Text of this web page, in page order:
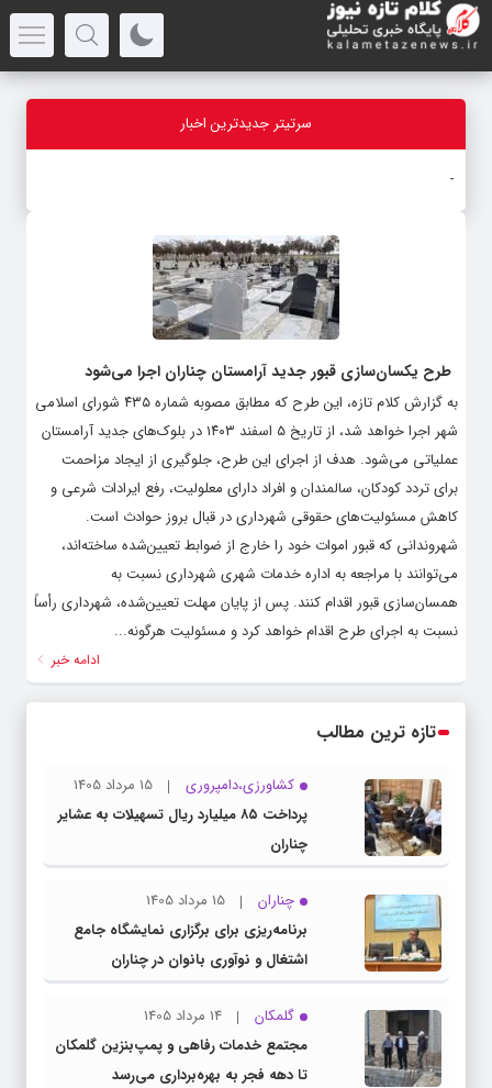
سرتیتر جدیدترین اخبار
مج
طرح یکسان‌سازی قبور جدید آرامستان چناران اجرا می‌شود
به گزارش کلام تازه، این طرح که مطابق مصوبه شماره ۴۳۵ شورای اسلامی
شهر اجرا خواهد شد، از تاریخ ۵ اسفند ۱۴۰۳ در بلوک‌های جدید آرامستان
عملیاتی می‌شود. هدف از اجرای این طرح، جلوگیری از ایجاد مزاحمت
برای تردد کودکان، سالمندان و افراد دارای معلولیت، رفع ایرادات شرعی و
کاهش مسئولیت‌های حقوقی شهرداری در قبال بروز حوادث است.
شهروندانی که قبور اموات خود را خارج از ضوابط تعیین‌شده ساخته‌اند،
می‌توانند با مراجعه به اداره خدمات شهری شهرداری نسبت به
همسان‌سازی قبور اقدام کنند. پس از پایان مهلت تعیین‌شده، شهرداری رأساً
نسبت به اجرای طرح اقدام خواهد کرد و مسئولیت هرگونه...
ادامه خبر
تازه ترین مطالب
کشاورزی،دامپروری
15 مرداد 1405
پرداخت ۸۵ میلیارد ریال تسهیلات به عشایر
چناران
چناران
15 مرداد 1405
برنامه‌ریزی برای برگزاری نمایشگاه جامع
اشتغال و نوآوری بانوان در چناران
گلمکان
14 مرداد 1405
مجتمع خدمات رفاهی و پمپ‌بنزین گلمکان
تا دهه فجر به بهره‌برداری می‌رسد